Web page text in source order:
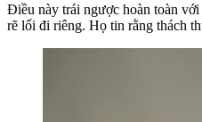
Điều này trái ngược hoàn toàn
rẽ lối đi riêng. Họ tin rằng thách